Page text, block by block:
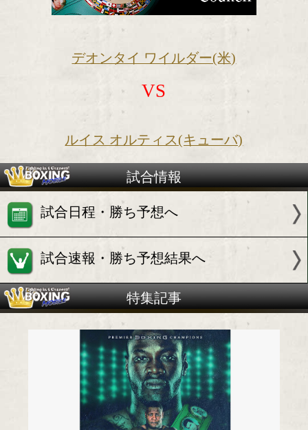
デオンタイ ワイルダー(米)
VS
ルイス オルティス(キューバ)
試合情報
試合日程・勝ち予想へ
試合速報・勝ち予想結果へ